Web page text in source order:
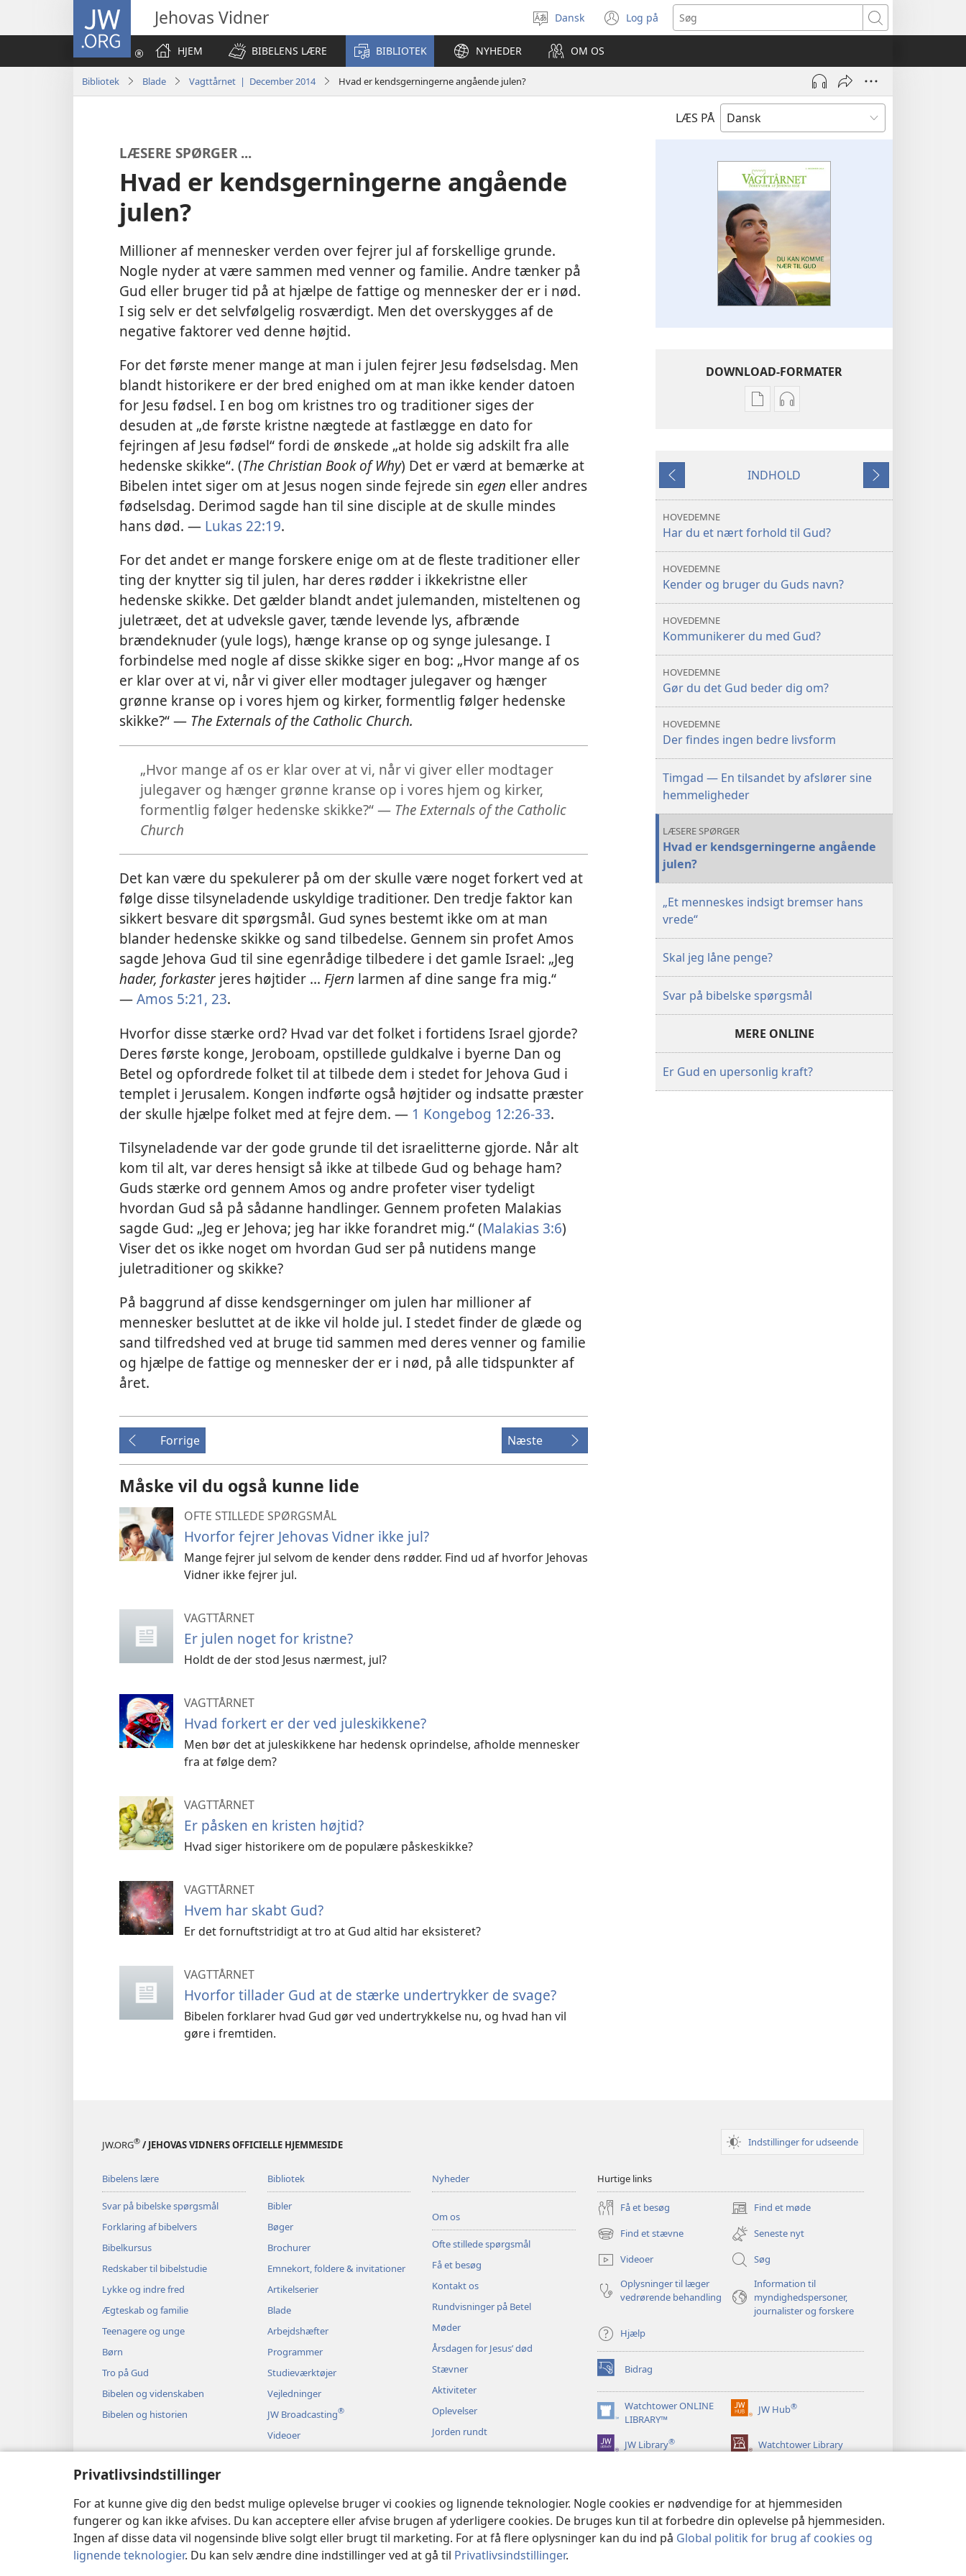
Privatlivsindstillinger
For at kunne give dig den bedst mulige oplevelse bruger vi cookies og lignende teknologier. Nogle cookies er nødvendige for at hjemmesiden
fungerer og kan ikke afvises. Du kan acceptere eller afvise brugen af yderligere cookies. De bruges kun til at forbedre din oplevelse på hjemmesiden.
Ingen af disse data vil nogensinde blive solgt eller brugt til marketing. For at få flere oplysninger kan du ind på Global politik for brug af cookies og
lignende teknologier. Du kan selv ændre dine indstillinger ved at gå til Privatlivsindstillinger.
JW.ORG Jehovas Vidner
Vælg
sprog
Dansk Log på
(åbner
nyt
Søg
HJEM
BIBELENS LÆRE BIBLIOTEK NYHEDER OM OS
Bibliotek Blade Vagttårnet | December 2014 Hvad er kendsgerningerne angående julen?
LÆS PÅ
LÆSERE SPØRGER ...
Hvad er kendsgerningerne angående
julen?
Millioner af mennesker verden over fejrer jul af forskellige grunde.
Nogle nyder at være sammen med venner og familie. Andre tænker på
Gud eller bruger tid på at hjælpe de fattige og mennesker der er i nød.
I sig selv er det selvfølgelig rosværdigt. Men det overskygges af de
negative faktorer ved denne højtid.
For det første mener mange at man i julen fejrer Jesu fødselsdag. Men
blandt historikere er der bred enighed om at man ikke kender datoen
for Jesu fødsel. I en bog om kristnes tro og traditioner siges der
desuden at „de første kristne nægtede at fastlægge en dato for
fejringen af Jesu fødsel“ fordi de ønskede „at holde sig adskilt fra alle
hedenske skikke“. (The Christian Book of Why) Det er værd at bemærke at
Bibelen intet siger om at Jesus nogen sinde fejrede sin egen eller andres
fødselsdag. Derimod sagde han til sine disciple at de skulle mindes
hans død. — Lukas 22:19.
For det andet er mange forskere enige om at de fleste traditioner eller
ting der knytter sig til julen, har deres rødder i ikkekristne eller
hedenske skikke. Det gælder blandt andet julemanden, misteltenen og
juletræet, det at udveksle gaver, tænde levende lys, afbrænde
brændeknuder (yule logs), hænge kranse op og synge julesange. I
forbindelse med nogle af disse skikke siger en bog: „Hvor mange af os
er klar over at vi, når vi giver eller modtager julegaver og hænger
grønne kranse op i vores hjem og kirker, formentlig følger hedenske
skikke?“ — The Externals of the Catholic Church.
„Hvor mange af os er klar over at vi, når vi giver eller modtager
julegaver og hænger grønne kranse op i vores hjem og kirker,
formentlig følger hedenske skikke?“ — The Externals of the Catholic
Church
Det kan være du spekulerer på om der skulle være noget forkert ved at
følge disse tilsyneladende uskyldige traditioner. Den tredje faktor kan
sikkert besvare dit spørgsmål. Gud synes bestemt ikke om at man
blander hedenske skikke og sand tilbedelse. Gennem sin profet Amos
sagde Jehova Gud til sine egenrådige tilbedere i det gamle Israel: „Jeg
hader, forkaster jeres højtider ... Fjern larmen af dine sange fra mig.“
—Amos 5:21, 23.
Hvorfor disse stærke ord? Hvad var det folket i fortidens Israel gjorde?
Deres første konge, Jeroboam, opstillede guldkalve i byerne Dan og
Betel og opfordrede folket til at tilbede dem i stedet for Jehova Gud i
templet i Jerusalem. Kongen indførte også højtider og indsatte præster
der skulle hjælpe folket med at fejre dem. — 1 Kongebog 12:26-33.
Tilsyneladende var der gode grunde til det israelitterne gjorde. Når alt
kom til alt, var deres hensigt så ikke at tilbede Gud og behage ham?
Guds stærke ord gennem Amos og andre profeter viser tydeligt
hvordan Gud så på sådanne handlinger. Gennem profeten Malakias
sagde Gud: „Jeg er Jehova; jeg har ikke forandret mig.“ (Malakias 3:6)
Viser det os ikke noget om hvordan Gud ser på nutidens mange
juletraditioner og skikke?
På baggrund af disse kendsgerninger om julen har millioner af
mennesker besluttet at de ikke vil holde jul. I stedet finder de glæde og
sand tilfredshed ved at bruge tid sammen med deres venner og familie
og hjælpe de fattige og mennesker der er i nød, på alle tidspunkter af
året.
Forrige Næste
Måske vil du også kunne lide
OFTE STILLEDE SPØRGSMÅL
Hvorfor fejrer Jehovas Vidner ikke jul?
Mange fejrer jul selvom de kender dens rødder. Find ud af hvorfor Jehovas
Vidner ikke fejrer jul.
VAGTTÅRNET
Er julen noget for kristne?
Holdt de der stod Jesus nærmest, jul?
VAGTTÅRNET
Hvad forkert er der ved juleskikkene?
Men bør det at juleskikkene har hedensk oprindelse, afholde mennesker
fra at følge dem?
VAGTTÅRNET
Er påsken en kristen højtid?
Hvad siger historikere om de populære påskeskikke?
VAGTTÅRNET
Hvem har skabt Gud?
Er det fornuftstridigt at tro at Gud altid har eksisteret?
VAGTTÅRNET
Hvorfor tillader Gud at de stærke undertrykker de svage?
Bibelen forklarer hvad Gud gør ved undertrykkelse nu, og hvad han vil
gøre i fremtiden.
DOWNLOAD-FORMATER
Indstillinger
publikationer
kan
til
Indstillinger
lydindspilninger
kan
til
Forrige
INDHOLD
Næste
HOVEDEMNE
Har du et nært forhold til Gud?
HOVEDEMNE
Kender og bruger du Guds navn?
HOVEDEMNE
Kommunikerer du med Gud?
HOVEDEMNE
Gør du det Gud beder dig om?
HOVEDEMNE
Der findes ingen bedre livsform
Timgad — En tilsandet by afslører sine
hemmeligheder
LÆSERE SPØRGER
Hvad er kendsgerningerne angående
julen?
„Et menneskes indsigt bremser hans
vrede“
Skal jeg låne penge?
Svar på bibelske spørgsmål
MERE ONLINE
Er Gud en upersonlig kraft?
JW.ORG® / JEHOVAS VIDNERS OFFICIELLE HJEMMESIDE Indstillinger for udseende
Bibelens lære
Svar på bibelske spørgsmål
Forklaring af bibelvers
Bibelkursus
Redskaber til bibelstudie
Lykke og indre fred
Ægteskab og familie
Teenagere og unge
Børn
Tro på Gud
Bibelen og videnskaben
Bibelen og historien
Bibliotek
Bibler
Bøger
Brochurer
Emnekort, foldere & invitationer
Artikelserier
Blade
Arbejdshæfter
Programmer
Studieværktøjer
Vejledninger
JW Broadcasting®
Videoer
Musik
Dramatiseret bibeloplæsning
Nyheder
Om os
Ofte stillede spørgsmål
Få et besøg
Kontakt os
Rundvisninger på Betel
Møder
Årsdagen for Jesus’ død
Stævner
Aktiviteter
Oplevelser
Jorden rundt
Hurtige links
Få et besøg Find et møde
(åbner
nyt
vindue)
Find et stævne
(åbner
nyt
vindue)
Seneste nyt
Videoer
Søg
Oplysninger til læger
vedrørende behandling
Information til
myndighedspersoner,
journalister og forskere
Hjælp
Bidrag
(åbner
nyt
vindue)Watchtower ONLINE
LIBRARY™
(åbner
nyt
vindue)
JW Hub®
(åbner
vindue)
JW Library® Watchtower Library
Copyright © 2026 Watch Tower Bible and Tract Society of Pennsylvania. ANVENDELSESVILKÅR